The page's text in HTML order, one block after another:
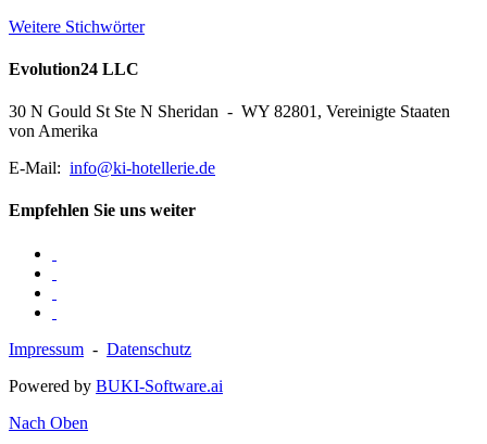
Weitere Stichwörter
Evolution24 LLC
30 N Gould St Ste N Sheridan - WY 82801, Vereinigte Staaten
von Amerika
E-Mail: info@ki-hotellerie.de
Empfehlen Sie uns weiter
Impressum - Datenschutz
Powered by BUKI-Software.ai
Nach Oben